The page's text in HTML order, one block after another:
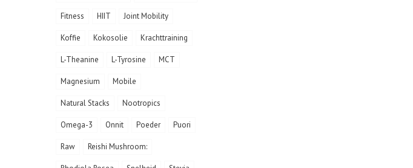
Fitness HIIT Joint Mobility
Koffie Kokosolie Krachttraining
L-Theanine L-Tyrosine MCT
Magnesium Mobile
Natural Stacks Nootropics
Omega-3 Onnit Poeder Puori
Raw Reishi Mushroom: